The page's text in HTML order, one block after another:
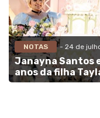
NOTAS - 24 de
Janayna Santos
anos da filha